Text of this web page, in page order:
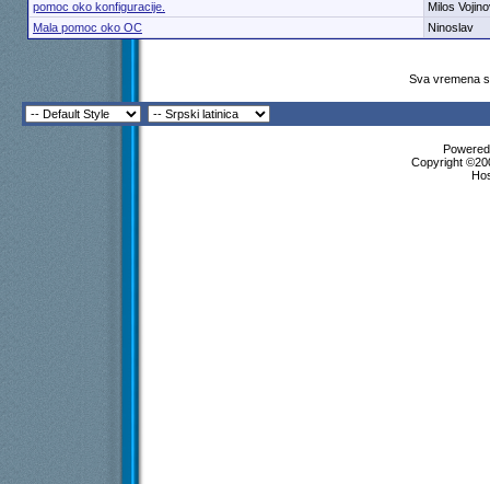
pomoc oko konfiguracije.
Milos
Mala pomoc oko OC
Ninoslav
Sva vremena
Copyright